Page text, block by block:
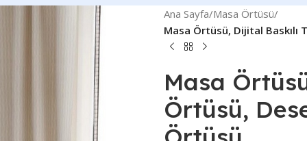
Ana Sayfa/Masa Örtüsü/
Masa Örtüsü, Dijital
Masa
Örtüsü,